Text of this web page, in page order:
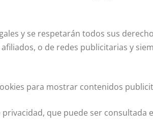
y se respetarán todos sus
o de redes publicitarias y
para mostrar contenidos
que puede ser consultada